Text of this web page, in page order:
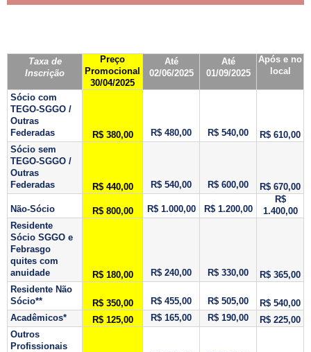
Taxa de
Inscrição
Preço
Promocional
30/04/2025
Até
02/06/2025
Até
01/09/2025
Após e no
local
Sócio com
TEGO-SGGO /
Outras
Federadas
R$ 380,00 R$ 480,00 R$ 540,00
R$ 610,00
Sócio sem
TEGO-SGGO /
Outras
Federadas
R$ 440,00 R$ 540,00 R$ 600,00 R$ 670,00
Não-Sócio R$ 800,00 R$ 1.000,00 R$ 1.200,00
R$
1.400,00
Residente
Sócio SGGO e
Febrasgo
quites com
anuidade
R$ 180,00 R$ 240,00 R$ 330,00
R$ 365,00
Residente Não
Sócio**
R$ 350,00 R$ 455,00 R$ 505,00
R$ 540,00
Acadêmicos*
R$ 125,00 R$ 165,00 R$ 190,00
R$ 225,00
Outros
Profissionais